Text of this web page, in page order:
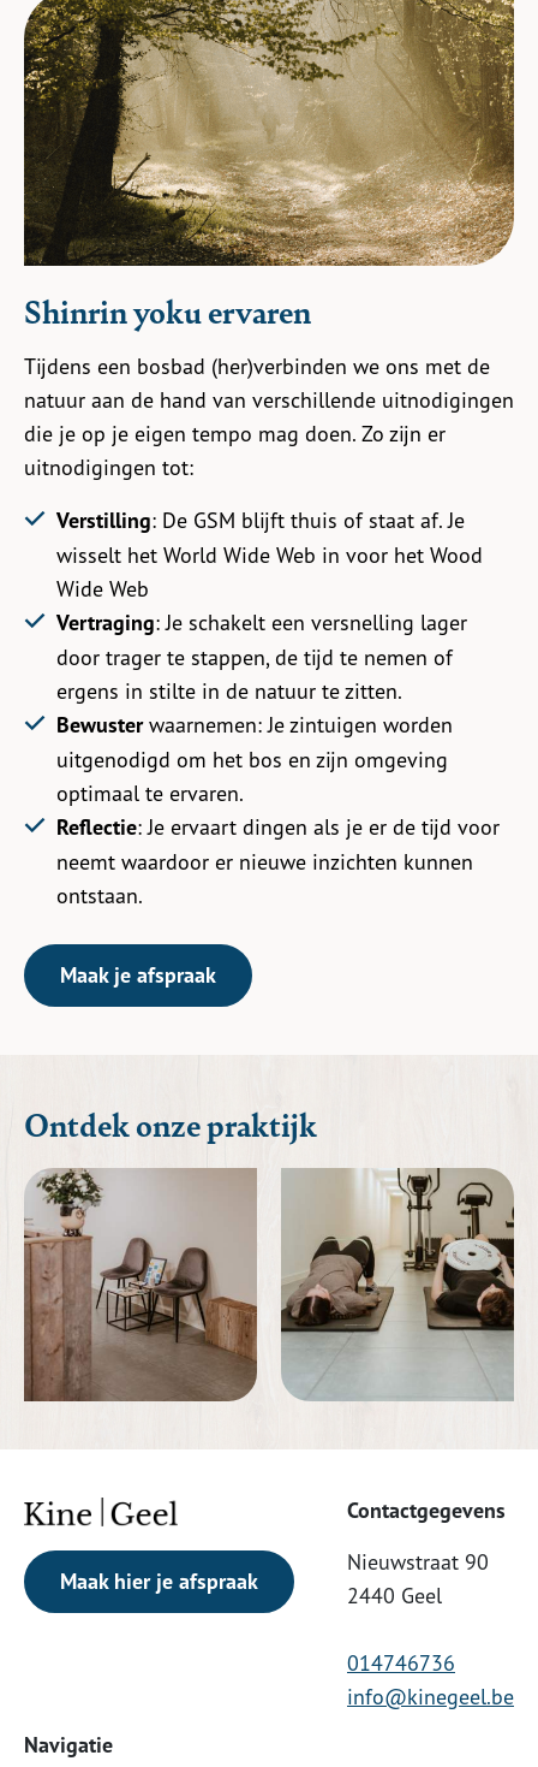
Shinrin yoku ervaren
Tijdens een bosbad (her)verbinden we ons met de
natuur aan de hand van verschillende uitnodigingen
die je op je eigen tempo mag doen. Zo zijn er
uitnodigingen tot:
Verstilling: De GSM blijft thuis of staat af. Je
wisselt het World Wide Web in voor het Wood
Wide Web
Vertraging: Je schakelt een versnelling lager
door trager te stappen, de tijd te nemen of
ergens in stilte in de natuur te zitten.
Bewusterwaarnemen: Je zintuigen worden
uitgenodigd om het bos en zijn omgeving
optimaal te ervaren.
Reflectie: Je ervaart dingen als je er de tijd voor
neemt waardoor er nieuwe inzichten kunnen
ontstaan.
Maak je afspraak
Ontdek onze praktijk
Maak hier je afspraak
Contactgegevens
Nieuwstraat 90
2440 Geel
014746736
info@kinegeel.be
Navigatie